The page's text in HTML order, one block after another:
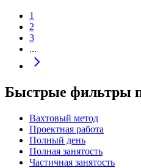
1
2
3
...
Быстрые фильтры
Вахтовый метод
Проектная работа
Полный день
Полная занятость
Частичная занятость